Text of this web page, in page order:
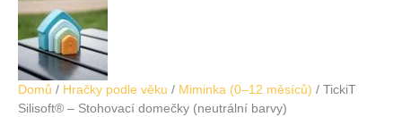
Domů / Hračky podle věku / Miminka (0–12 měsíců) / TickiT
Silisoft® – Stohovací domečky (neutrální barvy)